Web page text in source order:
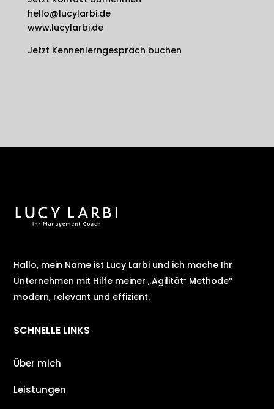
hello@lucylarbi.de
www.lucylarbi.de
Jetzt Kennenlerngespräch buchen
Hallo, mein Name ist Lucy Larbi und ich mache Ihr
Unternehmen mit Hilfe meiner „Agilität⁺ Methode“
modern, relevant und effizient.
SCHNELLE LINKS
Über mich
Leistungen